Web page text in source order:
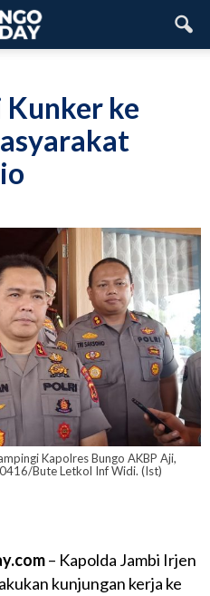
Kunker ke
Kapolres Bungo AKBP Aji,
Bute Letkol Inf Widi. (Ist)
– Kapolda Jambi Irjen
kunjungan kerja ke